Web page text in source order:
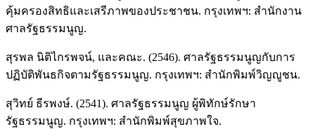
คุ้มครองสิทธิและเสรีภาพของประชาชน. กรุงเทพฯ: สำนักงาน
ศาลรัฐธรรมนูญ.
สุรพล นิติไกรพจน์, และคณะ. (2546). ศาลรัฐธรรมนูญกับการ
ปฏิบัติพันธกิจตามรัฐธรรมนูญ. กรุงเทพฯ: สำนักพิมพ์วิญญูชน.
สุวิทย์ ธีรพงษ์. (2541). ศาลรัฐธรรมนูญ ผู้พิทักษ์รักษา
รัฐธรรมนูญ. กรุงเทพฯ: สำนักพิมพ์สุขภาพใจ.